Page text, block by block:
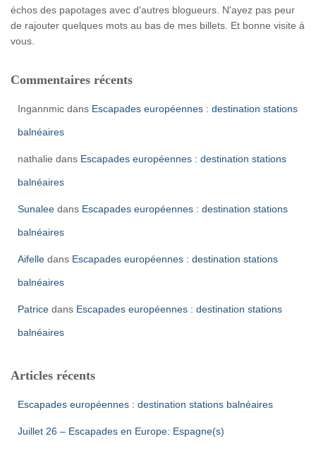
échos des papotages avec d'autres blogueurs. N'ayez pas peur
de rajouter quelques mots au bas de mes billets. Et bonne visite à
vous.
Commentaires récents
Ingannmic dans Escapades européennes : destination stations
balnéaires
nathalie dans Escapades européennes : destination stations
balnéaires
Sunalee dans Escapades européennes : destination stations
balnéaires
Aifelle dans Escapades européennes : destination stations
balnéaires
Patrice dans Escapades européennes : destination stations
balnéaires
Articles récents
Escapades européennes : destination stations balnéaires
Juillet 26 – Escapades en Europe: Espagne(s)